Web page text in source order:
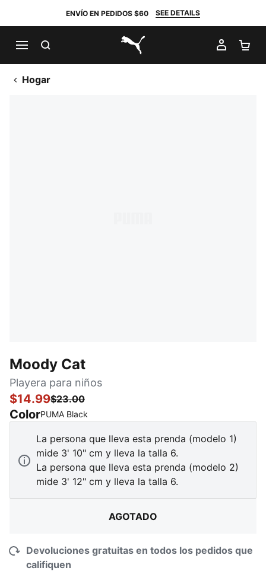
ENVÍO EN PEDIDOS $60 SEE DETAILS
PUMA.com
MI
Hogar
Moody Cat
Playera para niños
$14.99$23.00
ColorPUMA Black
La persona que lleva esta prenda (modelo 1)
mide 3' 10" cm y lleva la talla 6.
La persona que lleva esta prenda (modelo 2)
mide 3' 12" cm y lleva la talla 6.
AGOTADO
Devoluciones gratuitas en todos los pedidos que
califiquen